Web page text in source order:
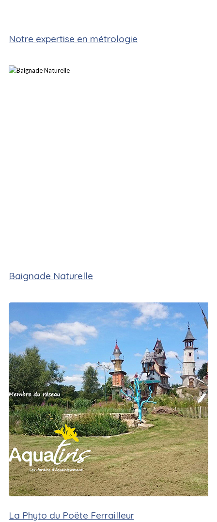
Notre expertise en métrologie
Baignade Naturelle
La Phyto du Poëte Ferrailleur